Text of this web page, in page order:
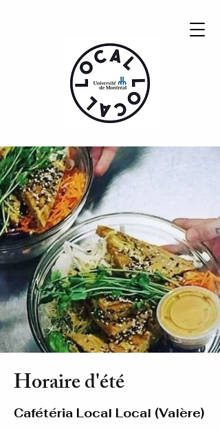
Horaire d'été
Cafétéria Local Local (Valère)